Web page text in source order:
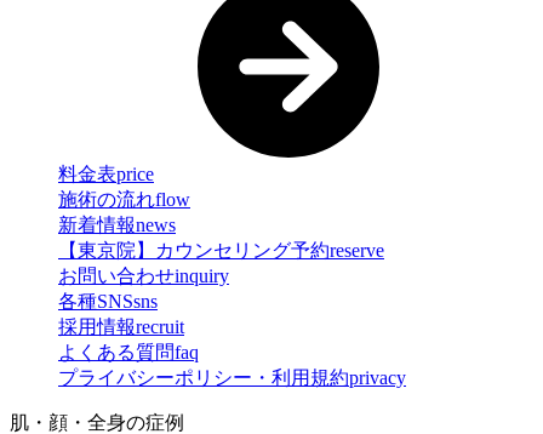
料金表price
施術の流れflow
新着情報news
【東京院】カウンセリング予約reserve
お問い合わせinquiry
各種SNSsns
採用情報recruit
よくある質問faq
プライバシーポリシー・利用規約privacy
肌・顔・全身の症例